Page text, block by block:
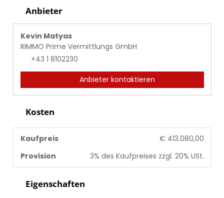
Anbieter
Kevin Matyas
RIMMO Prime Vermittlungs GmbH
+43 1 8102230
Anbieter kontaktieren
Kosten
Kaufpreis
€ 413.080,00
Provision
3% des Kaufpreises zzgl. 20% USt.
Eigenschaften